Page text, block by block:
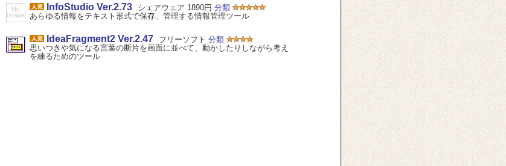
InfoStudio Ver.2.73 シェアウェア 1890円 分類
あらゆる情報をテキスト形式で保存、管理する情報管理ツール
IdeaFragment2 Ver.2.47 フリーソフト 分類
思いつきや気になる言葉の断片を画面に並べて、動かしたりしながら考え
を練るためのツール